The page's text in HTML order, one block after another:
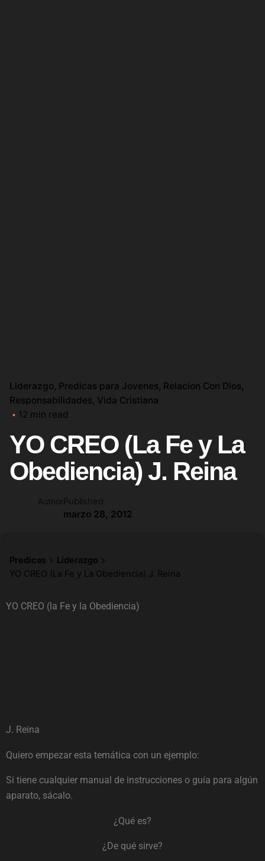
Liderazgo Predicas para Jovenes Relacion Con Dios
Responsabilidades Vida Cristiana
12 min read
YO CREO (La Fe y La
Obediencia) J. Reina
Author Published
marzo 28, 2012
Predicas
Liderazgo
YO CREO (La Fe y La Obediencia) J. Reina
YO CREO (la Fe y la Obediencia)
J. Reina
Quiero empezar esta temática con un ejemplo:
Si tiene cualquier manual de instrucciones o guía para algún
aparato, sácalo.
¿Qué es?
¿De qué sirve?